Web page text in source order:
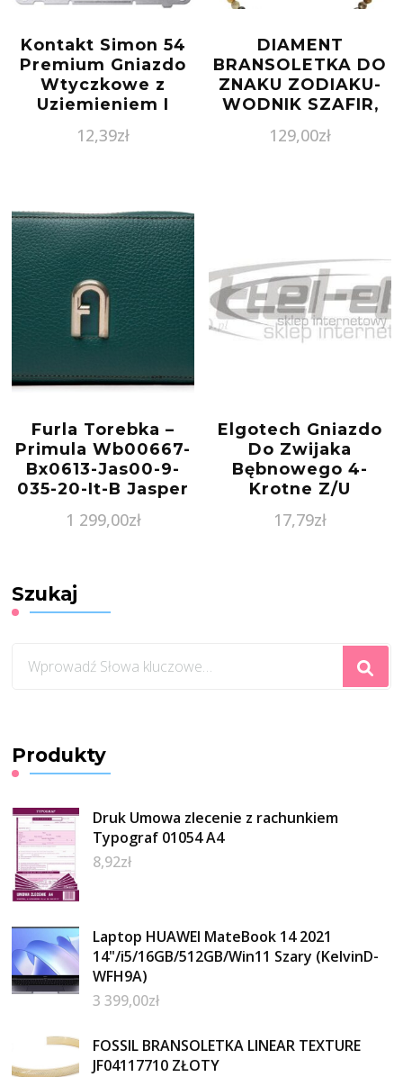
Kontakt Simon 54
Premium Gniazdo
Wtyczkowe z
Uziemieniem I
Przesłonami
DGZ1Z0111
12,39zł
DIAMENT
BRANSOLETKA DO
ZNAKU ZODIAKU-
WODNIK SZAFIR,
TURKUS, OPAL
129,00zł
Furla Torebka –
Primula Wb00667-
Bx0613-Jas00-9-
035-20-It-B Jasper
1 299,00zł
Elgotech Gniazdo
Do Zwijaka
Bębnowego 4-
Krotne Z/U
Czerwone Go-40Zb
17,79zł
Szukaj
czegoś?
Produkty
Druk Umowa zlecenie z rachunkiem
Typograf 01054 A4
8,92zł
Laptop HUAWEI MateBook 14 2021
14"/i5/16GB/512GB/Win11 Szary (KelvinD-
WFH9A)
3 399,00zł
FOSSIL BRANSOLETKA LINEAR TEXTURE
JF04117710 ZŁOTY